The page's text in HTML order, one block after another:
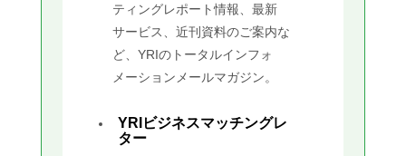
ティングレポート情報、最新
サービス、近刊資料のご案内な
ど、YRIのトータルインフォ
メーションメールマガジン。
YRIビジネスマッチングレ
ター